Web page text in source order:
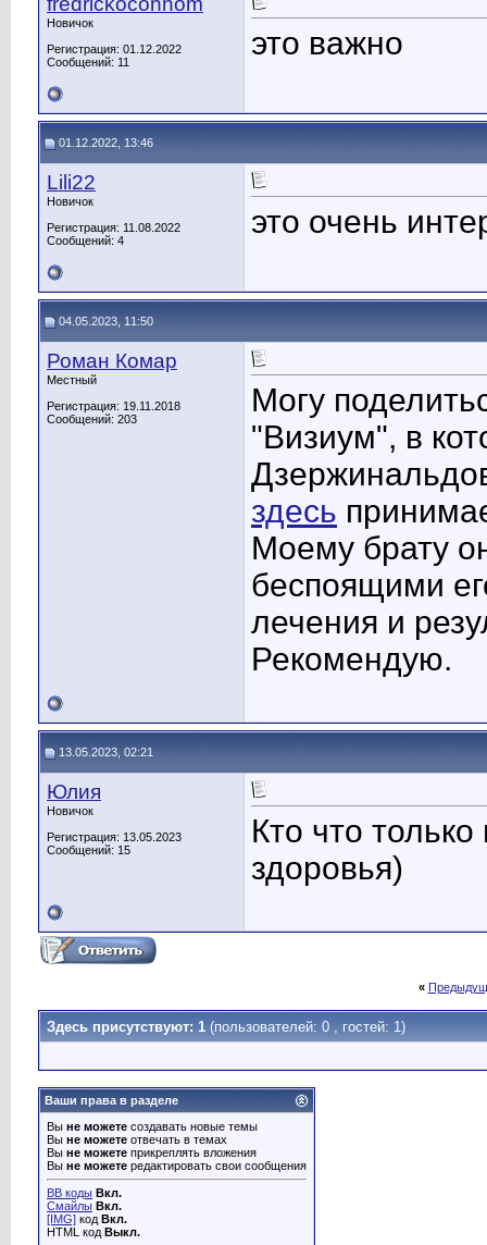
Новичок
Регистрация: 01.12.2022
Сообщений: 11
это важно
01.12.2022, 13:46
Lili22
Новичок
Регистрация: 11.08.2022
Сообщений: 4
это очень
04.05.2023, 11:50
Роман Комар
Местный
Регистрация: 19.11.2018
Сообщений: 203
Могу
"Визиум", в
здесь
Моему брату
беспоящими
лечения и
Рекомендую.
13.05.2023, 02:21
Юлия
Новичок
Регистрация: 13.05.2023
Сообщений: 15
Кто что
здоровья)
«
Здесь присутствуют: 1 (пользователей: 0 , гостей: 1)
Ваши права в разделе
Вы не можете создавать новые темы
Вы не можете отвечать в темах
Вы не можете прикреплять вложения
Вы не можете редактировать свои сообщения
BB коды Вкл.
Смайлы Вкл.
[IMG] код Вкл.
HTML код Выкл.